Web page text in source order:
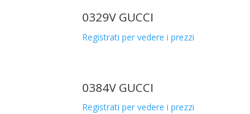
0329V GUCCI
Registrati per vedere i prezzi
0384V GUCCI
Registrati per vedere i prezzi